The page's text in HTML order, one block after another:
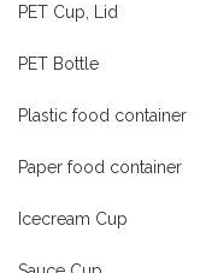
PET Cup, Lid
PET Bottle
Plastic food container
Paper food container
Icecream Cup